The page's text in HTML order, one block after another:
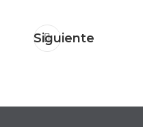
Siguiente